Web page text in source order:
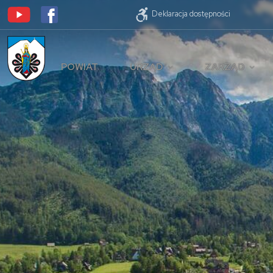
Deklaracja dostępności
POWIAT URZĄD ZARZĄD